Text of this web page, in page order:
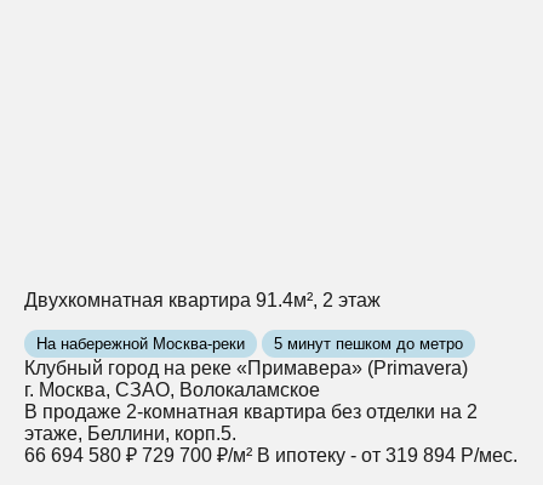
Двухкомнатная квартира 91.4м², 2 этаж
На набережной Москва-реки 5 минут пешком до метро
Клубный город на реке «Примавера» (Primavera)
г. Москва, СЗАО, Волокаламское
В продаже 2-комнатная квартира без отделки на 2
этаже, Беллини, корп.5.
66 694 580 ₽ 729 700 ₽/м² В ипотеку - от 319 894 Р/мес.